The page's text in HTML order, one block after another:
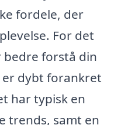
fordele, der
For det
forstå din
er dybt forankret
har typisk en
trends, samt en